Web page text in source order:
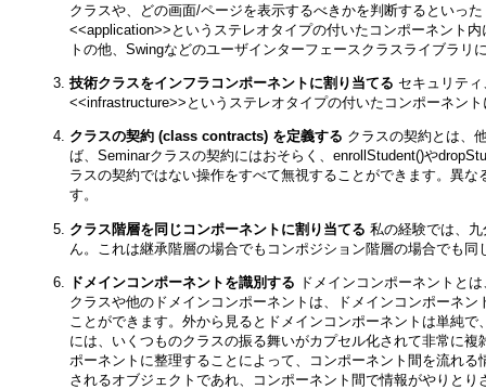
クラスや、どの画面/ページを表示するべきかを判断するといっ
<<application>>というステレオタイプの付いたコンポーネント
トの他、Swingなどのユーザインターフェースクラスライブラ
技術クラスをインフラコンポーネントに割り当てる セキュリテ
<<infrastructure>>というステレオタイプの付いたコンポーネン
クラスの契約 (class contracts) を定義する クラスの契約とは、
ば、Seminarクラスの契約にはおそらく、enrollStudent()や
ラスの契約ではない操作をすべて無視することができます。異
す。
クラス階層を同じコンポーネントに割り当てる 私の経験では、
ん。これは継承階層の場合でもコンポジション階層の場合でも同
ドメインコンポーネントを識別する ドメインコンポーネントと
クラスや他のドメインコンポーネントは、ドメインコンポーネ
ことができます。外から見るとドメインコンポーネントは単純
には、いくつものクラスの振る舞いがカプセル化されて非常に
ポーネントに整理することによって、コンポーネント間を流れ
されるオブジェクトであれ、コンポーネント間で情報がやりと